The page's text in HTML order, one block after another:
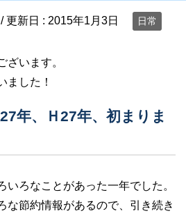
/ 更新日 : 2015年1月3日 日常
ざいます。
ました！
年、Ｈ27年、初まりま
いろなことがあった一年でした。
な節約情報があるので、引き続き